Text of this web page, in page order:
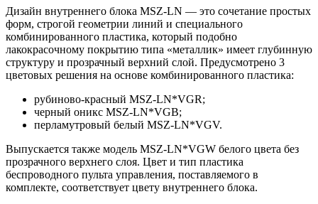
Дизайн внутреннего блока MSZ-LN — это сочетание простых
форм, строгой геометрии линий и специального
комбинированного пластика, который подобно
лакокрасочному покрытию типа «металлик» имеет глубинную
структуру и прозрачный верхний слой. Предусмотрено 3
цветовых решения на основе комбинированного пластика:
рубиново-красный MSZ-LN*VGR;
черный оникс MSZ-LN*VGB;
перламутровый белый MSZ-LN*VGV.
Выпускается также модель MSZ-LN*VGW белого цвета без
прозрачного верхнего слоя. Цвет и тип пластика
беспроводного пульта управления, поставляемого в
комплекте, соответствует цвету внутреннего блока.